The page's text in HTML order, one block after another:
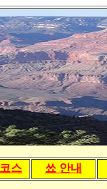
스 쑈 안내